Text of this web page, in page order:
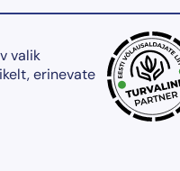
valik
erinevate